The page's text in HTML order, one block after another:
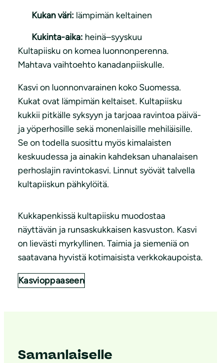
Kukan väri: lämpimän keltainen
Kukinta-aika: heinä–syyskuu
Kultapiisku on komea luonnonperenna.
Mahtava vaihtoehto kanadanpiiskulle.
Kasvi on luonnonvarainen koko Suomessa.
Kukat ovat lämpimän keltaiset. Kultapiisku
kukkii pitkälle syksyyn ja tarjoaa ravintoa päivä-
ja yöperhosille sekä monenlaisille mehiläisille.
Se on todella suosittu myös kimalaisten
keskuudessa ja ainakin kahdeksan uhanalaisen
perhoslajin ravintokasvi. Linnut syövät talvella
kultapiiskun pähkylöitä.
Kukkapenkissä kultapiisku muodostaa
näyttävän ja runsaskukkaisen kasvuston. Kasvi
on lievästi myrkyllinen. Taimia ja siemeniä on
saatavana hyvistä kotimaisista verkkokaupoista.
Kasvioppaaseen
Samanlaiselle